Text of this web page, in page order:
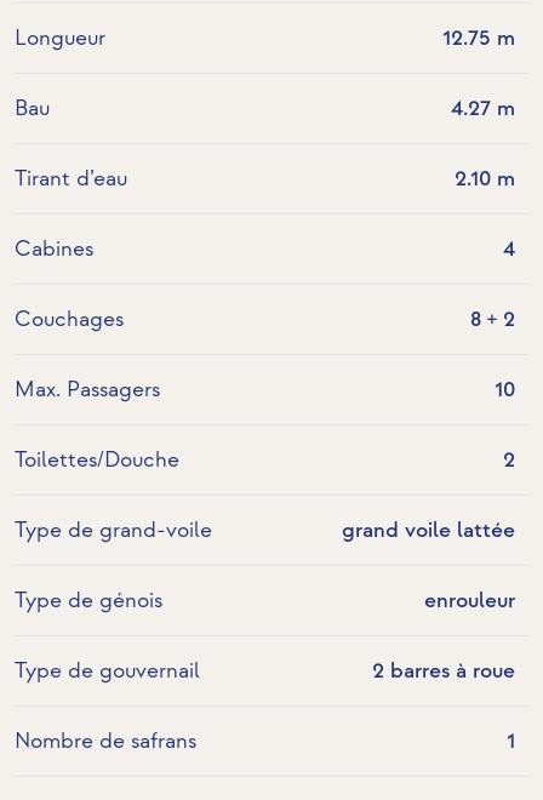
Longueur 12.75 m
Bau 4.27 m
Tirant d’eau 2.10 m
Cabines 4
Couchages 8 + 2
Max. Passagers 10
Toilettes/Douche 2
Type de grand-voile grand voile lattée
Type de génois enrouleur
Type de gouvernail 2 barres à roue
Nombre de safrans 1